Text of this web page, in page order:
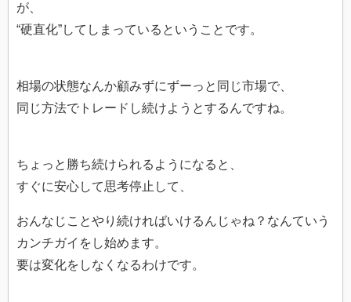
が、
“硬直化”してしまっているということです。
相場の状態なんか顧みずにずーっと同じ市場で、
同じ方法でトレードし続けようとするんですね。
ちょっと勝ち続けられるようになると、
すぐに安心して思考停止して、
おんなじことやり続ければいけるんじゃね？なんていう
カンチガイをし始めます。
要は変化をしなくなるわけです。